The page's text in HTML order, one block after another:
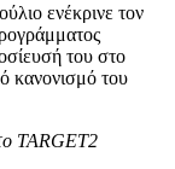
ενέκρινε τον
του στο
κανονισμό του
TARGET2